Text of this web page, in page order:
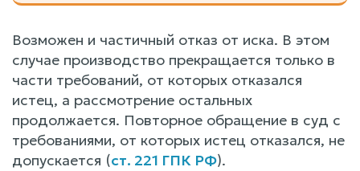
Возможен и частичный отказ от иска. В этом
случае производство прекращается только в
части требований, от которых отказался
истец, а рассмотрение остальных
продолжается. Повторное обращение в суд с
требованиями, от которых истец отказался, не
допускается (ст. 221 ГПК РФ).